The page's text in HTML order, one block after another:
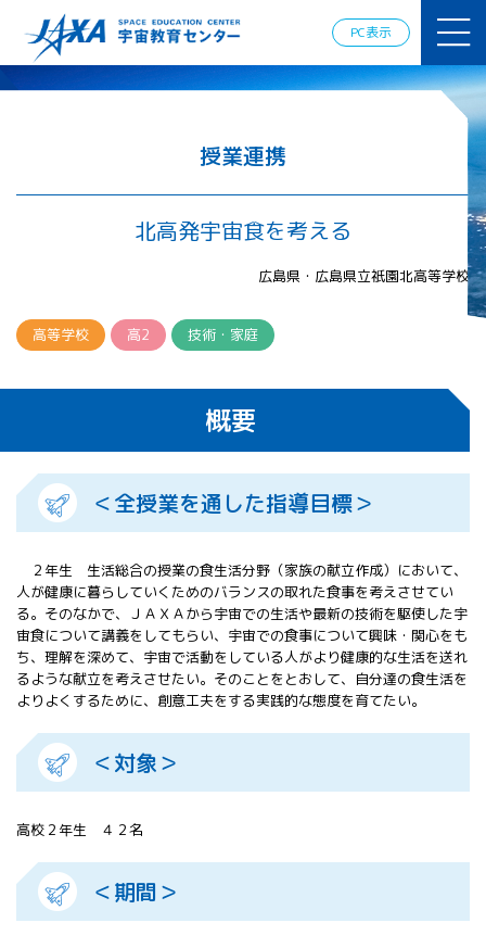
PC表示
ミー
ロスペース
情報の発
信
宇宙を活用
した教育実
践例
体験的学
習機会の
提供（国
際）
APRSAF（ア
ジア太平洋
地域宇宙機
関会議）宇
宙教育 for
All 分科会
APRSAF宇宙
分科会 年次
会合
APRSAFポス
ターコンテ
スト
APRSAF教員
議）
ム
授業連携
北高発宇宙食を考える
広島県・広島県立祇園北高等学校
高等学校 高2 技術・家庭
概要
＜全授業を通した指導目標＞
２年生 生活総合の授業の食生活分野（家族の献立作成）において、
人が健康に暮らしていくためのバランスの取れた食事を考えさせてい
る。そのなかで、ＪＡＸＡから宇宙での生活や最新の技術を駆使した宇
宙食について講義をしてもらい、宇宙での食事について興味・関心をも
ち、理解を深めて、宇宙で活動をしている人がより健康的な生活を送れ
るような献立を考えさせたい。そのことをとおして、自分達の食生活を
よりよくするために、創意工夫をする実践的な態度を育てたい。
＜対象＞
高校２年生 ４２名
＜期間＞